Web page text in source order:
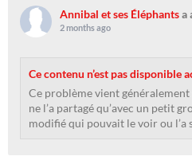
Annibal et ses Éléphantsa
2 months ago
Ce contenu n’est pas disponible
Ce problème vient
ne l’a partagé qu’avec un petit
modifié qui pouvait le voir ou l’a